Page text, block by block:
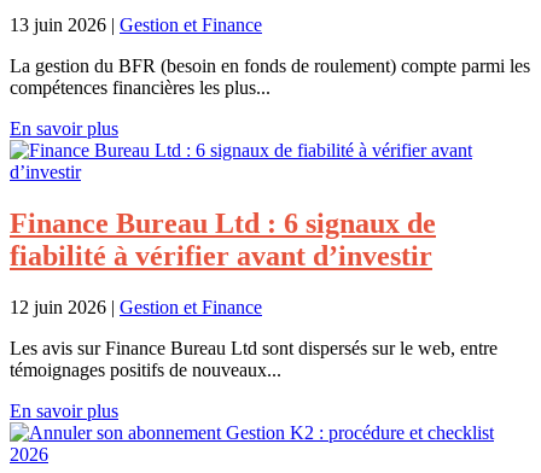
13 juin 2026 | Gestion et Finance
La gestion du BFR (besoin en fonds de roulement) compte parmi les
compétences financières les plus...
En savoir plus
Finance Bureau Ltd : 6 signaux de
fiabilité à vérifier avant d’investir
12 juin 2026 | Gestion et Finance
Les avis sur Finance Bureau Ltd sont dispersés sur le web, entre
témoignages positifs de nouveaux...
En savoir plus